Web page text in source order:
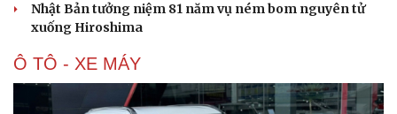
Nhật Bản tưởng niệm 81 năm vụ ném bom nguyên tử
xuống Hiroshima
Ô TÔ - XE MÁY